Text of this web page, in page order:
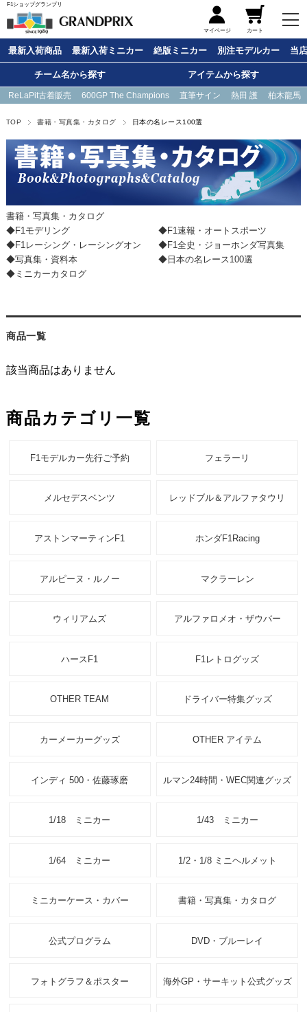
F1ショップグランプリ
マイページ カート
最新入荷商品 最新入荷ミニカー 絶版ミニカー 別注モデルカー 当
チーム名から探す アイテムから探す
ReLaPit古着販売 600GP The Champions 直筆サイン 熱田 護 柏木龍馬
TOP 書籍・写真集・カタログ 日本の名レース100選
書籍・写真集・カタログ
◆F1モデリング
◆F1速報・オートスポーツ
◆F1レーシング・レーシングオン
◆F1全史・ジョーホンダ写真集
◆写真集・資料本
◆日本の名レース100選
◆ミニカーカタログ
商品一覧
該当商品はありません
商品カテゴリ一覧
F1モデルカー先行ご予約 フェラーリ
メルセデスベンツ レッドブル＆アルファタウリ
アストンマーティンF1 ホンダF1Racing
アルピーヌ・ルノー マクラーレン
ウィリアムズ アルファロメオ・ザウバー
ハースF1 F1レトログッズ
OTHER TEAM ドライバー特集グッズ
カーメーカーグッズ OTHER アイテム
インディ 500・佐藤琢磨 ルマン24時間・WEC関連グッズ
1/18 ミニカー 1/43 ミニカー
1/64 ミニカー 1/2・1/8 ミニヘルメット
ミニカーケース・カバー 書籍・写真集・カタログ
公式プログラム DVD・ブルーレイ
フォトグラフ＆ポスター 海外GP・サーキット公式グッズ